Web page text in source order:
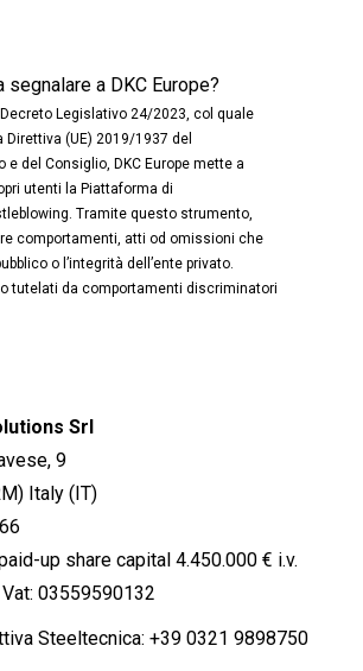
segnalare a DKC Europe?
Legislativo 24/2023, col quale
Direttiva (UE) 2019/1937 del
e del Consiglio, DKC Europe mette a
utenti la Piattaforma di
Tramite questo strumento,
comportamenti, atti od omissioni che
o l’integrità dell’ente privato.
tutelati da comportamenti discriminatori
Srl
9
Italy (IT)
up share capital 4.450.000 € i.v.
Vat: 03559590132
Steeltecnica: +39 0321 9898750